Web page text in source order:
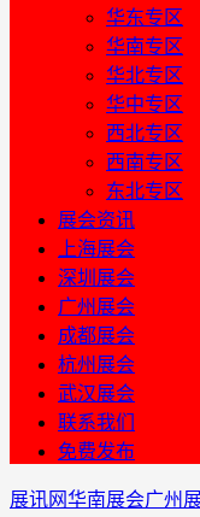
华东专区
华南专区
华北专区
华中专区
西北专区
西南专区
东北专区
展会资讯
上海展会
深圳展会
广州展会
成都展会
杭州展会
武汉展会
联系我们
免费发布
展讯网华南展会广州